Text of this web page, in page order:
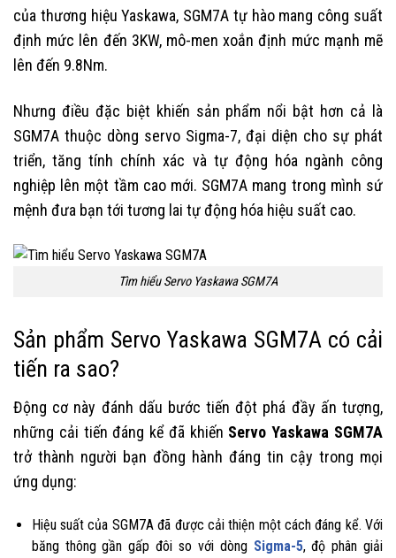
của thương hiệu Yaskawa, SGM7A tự hào mang công suất
định mức lên đến 3KW, mô-men xoắn định mức mạnh mẽ
lên đến 9.8Nm.
Nhưng điều đặc biệt khiến sản phẩm nổi bật hơn cả là
SGM7A thuộc dòng servo Sigma-7, đại diện cho sự phát
triển, tăng tính chính xác và tự động hóa ngành công
nghiệp lên một tầm cao mới. SGM7A mang trong mình sứ
mệnh đưa bạn tới tương lai tự động hóa hiệu suất cao.
Tìm hiểu Servo Yaskawa SGM7A
Sản phẩm Servo Yaskawa SGM7A có cải
tiến ra sao?
Động cơ này đánh dấu bước tiến đột phá đầy ấn tượng,
những cải tiến đáng kể đã khiến Servo Yaskawa SGM7A
trở thành người bạn đồng hành đáng tin cậy trong mọi
ứng dụng:
Hiệu suất của SGM7A đã được cải thiện một cách đáng kể. Với
băng thông gần gấp đôi so với dòng Sigma-5, độ phân giải